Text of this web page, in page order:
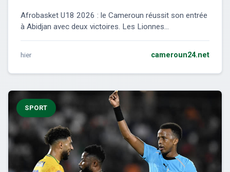
Afrobasket U18 2026 : le Cameroun réussit son entrée
à Abidjan avec deux victoires. Les Lionnes...
hier cameroun24.net
SPORT